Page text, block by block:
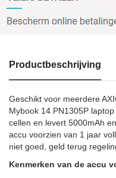
Productbeschrijving
Geschikt voor meerdere
Mybook 14 PN1305P
cellen en levert 5000mAh
accu voorzien van 1 jaar
niet goed, geld terug
Kenmerken van de accu